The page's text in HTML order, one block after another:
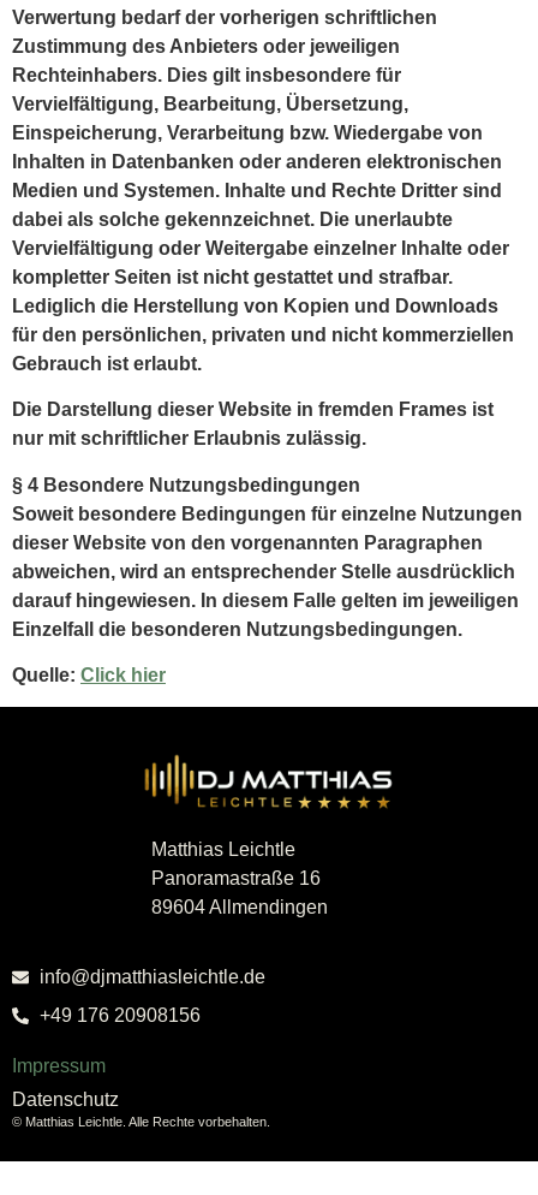
Verwertung bedarf der vorherigen schriftlichen
Zustimmung des Anbieters oder jeweiligen
Rechteinhabers. Dies gilt insbesondere für
Vervielfältigung, Bearbeitung, Übersetzung,
Einspeicherung, Verarbeitung bzw. Wiedergabe von
Inhalten in Datenbanken oder anderen elektronischen
Medien und Systemen. Inhalte und Rechte Dritter sind
dabei als solche gekennzeichnet. Die unerlaubte
Vervielfältigung oder Weitergabe einzelner Inhalte oder
kompletter Seiten ist nicht gestattet und strafbar.
Lediglich die Herstellung von Kopien und Downloads
für den persönlichen, privaten und nicht kommerziellen
Gebrauch ist erlaubt.
Die Darstellung dieser Website in fremden Frames ist
nur mit schriftlicher Erlaubnis zulässig.
§ 4 Besondere Nutzungsbedingungen
Soweit besondere Bedingungen für einzelne Nutzungen
dieser Website von den vorgenannten Paragraphen
abweichen, wird an entsprechender Stelle ausdrücklich
darauf hingewiesen. In diesem Falle gelten im jeweiligen
Einzelfall die besonderen Nutzungsbedingungen.
Quelle: Click hier
Matthias Leichtle
Panoramastraße 16
89604 Allmendingen
info@djmatthiasleichtle.de
+49 176 20908156
Impressum
Datenschutz
© Matthias Leichtle. Alle Rechte vorbehalten.